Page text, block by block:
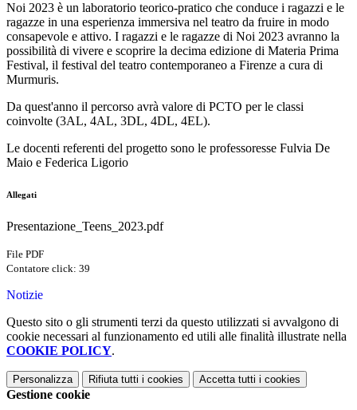
Noi 2023 è un laboratorio teorico-pratico che conduce i ragazzi e le
ragazze in una esperienza immersiva nel teatro da fruire in modo
consapevole e attivo. I ragazzi e le ragazze di Noi 2023 avranno la
possibilità di vivere e scoprire la decima edizione di Materia Prima
Festival, il festival del teatro contemporaneo a Firenze a cura di
Murmuris.
Da quest'anno il percorso avrà valore di PCTO per le classi
coinvolte (3AL, 4AL, 3DL, 4DL, 4EL).
Le docenti referenti del progetto sono le professoresse Fulvia De
Maio e Federica Ligorio
Allegati
Presentazione_Teens_2023.pdf
File PDF
Contatore click: 39
Notizie
Questo sito o gli strumenti terzi da questo utilizzati si avvalgono di
cookie necessari al funzionamento ed utili alle finalità illustrate nella
COOKIE POLICY.
Personalizza Rifiuta tutti i cookies Accetta tutti i cookies
Gestione cookie